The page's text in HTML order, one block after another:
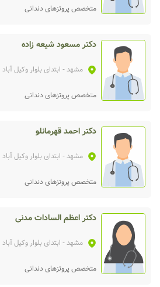
متخصص پروتزهای دندانی
دکتر مسعود شیعه زاده
مشهد- ابتدای بلوار وکیل آباد
متخصص پروتزهای دندانی
دکتر احمد قهرمانلو
مشهد- ابتدای بلوار وکیل آباد
متخصص پروتزهای دندانی
دکتر اعظم السادات مدنی
مشهد- ابتدای بلوار وکیل آباد
متخصص پروتزهای دندانی